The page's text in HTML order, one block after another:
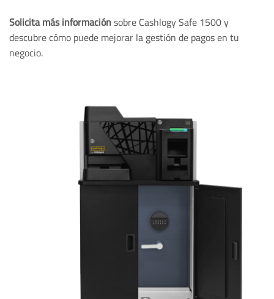
Solicita más informaciónsobre Cashlogy Safe 1500 y
descubre cómo puede mejorar la gestión de pagos en tu
negocio.